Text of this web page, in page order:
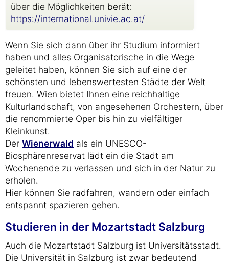
über die Möglichkeiten berät:
https://international.univie.ac.at/
Wenn Sie sich dann über ihr Studium informiert
haben und alles Organisatorische in die Wege
geleitet haben, können Sie sich auf eine der
schönsten und lebenswertesten Städte der Welt
freuen. Wien bietet Ihnen eine reichhaltige
Kulturlandschaft, von angesehenen Orchestern, über
die renommierte Oper bis hin zu vielfältiger
Kleinkunst.
Der Wienerwald als ein UNESCO-
Biosphärenreservat lädt ein die Stadt am
Wochenende zu verlassen und sich in der Natur zu
erholen.
Hier können Sie radfahren, wandern oder einfach
entspannt spazieren gehen.
Studieren in der Mozartstadt Salzburg
Auch die Mozartstadt Salzburg ist Universitätsstadt.
Die Universität in Salzburg ist zwar bedeutend